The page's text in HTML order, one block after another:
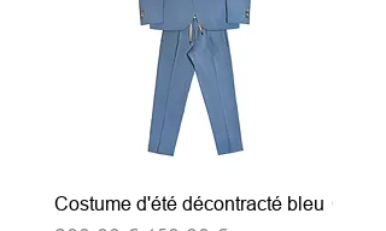
Costume d'été décontracté bleu